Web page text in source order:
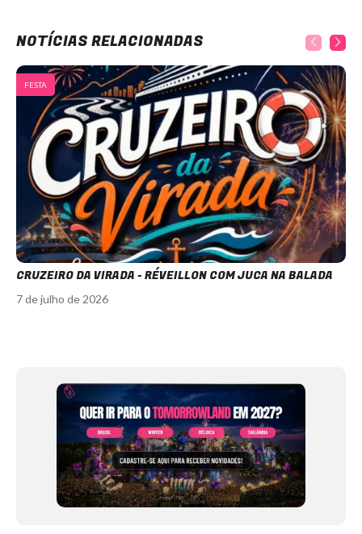
NOTÍCIAS RELACIONADAS
FESTA
CRUZEIRO DA VIRADA - RÉVEILLON COM JUCA NA BALADA
7 de julho de 2026